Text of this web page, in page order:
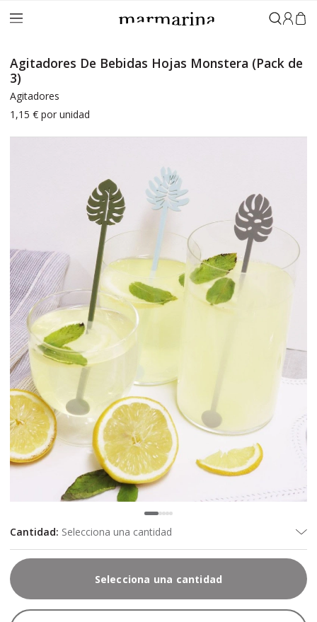
Iniciar
Agitadores De Bebidas Hojas Monstera (Pack de
3)
Agitadores
1,15 € por unidad
Cantidad: Selecciona una cantidad
Selecciona una cantidad